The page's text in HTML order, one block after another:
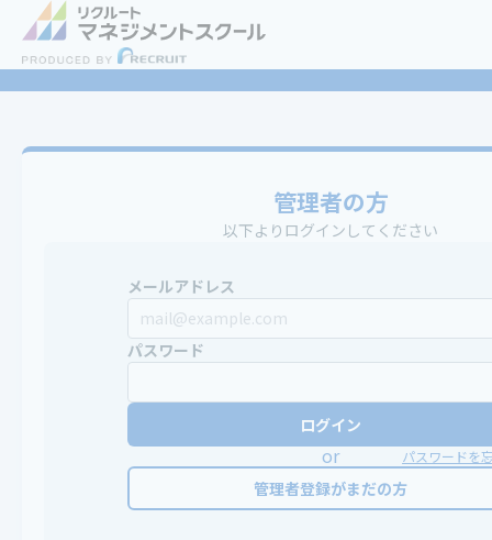
管理者の方
以下よりログインしてください
メールアドレス
パスワード
ログイン
or パスワードを
管理者登録がまだの方